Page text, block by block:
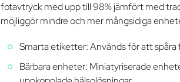
fotavtryck med upp till 98% jämfört med
möjliggör mindre och mer mångsidiga
Smarta etiketter: Används för att spåra
Bärbara enheter: Miniatyriserade